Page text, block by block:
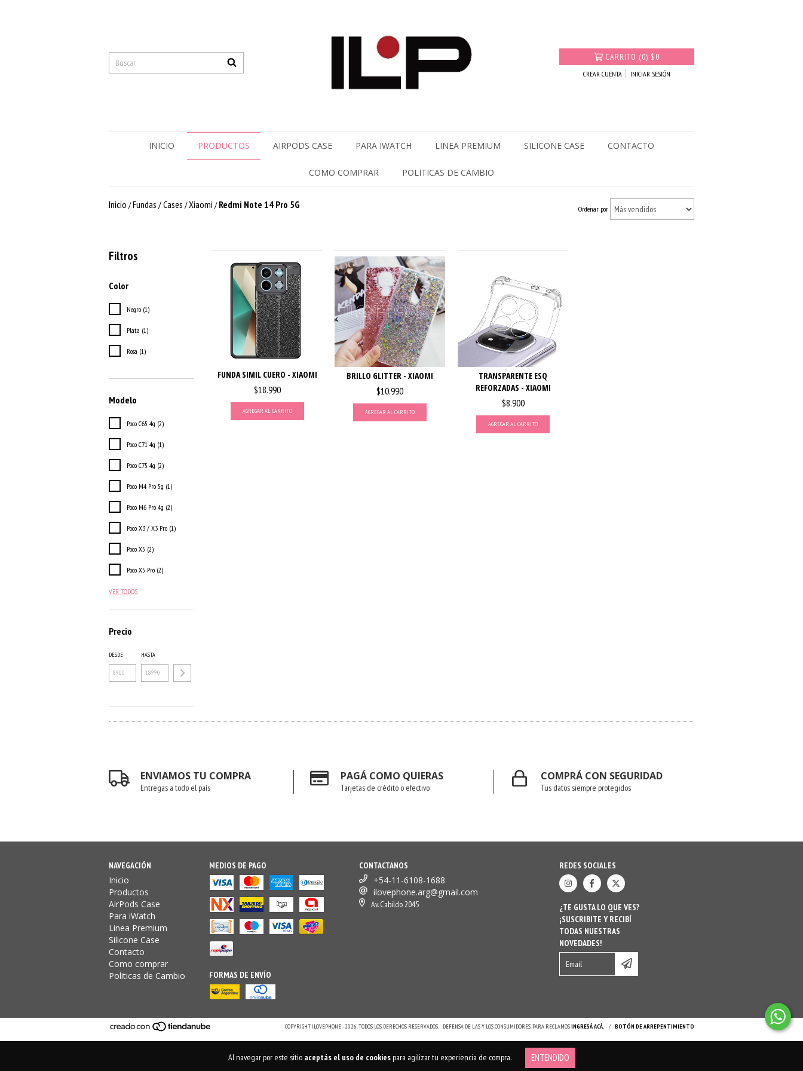
Al navegar por este sitio aceptás el uso de cookiespara agilizar tu experiencia de compra. ENTENDIDO
CARRITO (0) $0
CREAR CUENTA INICIAR SESIÓN
INICIO PRODUCTOS AIRPODS CASE PARA IWATCH LINEA PREMIUM SILICONE CASE CONTACTO
COMO COMPRAR POLITICAS DE CAMBIO
Inicio /Fundas / Cases /Xiaomi / Redmi Note 14 Pro 5G Ordenar por
Filtros
Color
Negro (1)
Plata (1)
Rosa (1)
Modelo
Poco C65 4g (2)
Poco C71 4g (1)
Poco C75 4g (2)
Poco M4 Pro 5g (1)
Poco M6 Pro 4g (2)
Poco X3 / X3 Pro (1)
Poco X5 (2)
Poco X5 Pro (2)
VER TODOS
Precio
DESDE HASTA
FUNDA SIMIL CUERO - XIAOMI
$18.990
AGREGAR AL CARRITO
BRILLO GLITTER - XIAOMI
$10.990
AGREGAR AL CARRITO
TRANSPARENTE ESQ
REFORZADAS - XIAOMI
$8.900
AGREGAR AL CARRITO
ENVIAMOS TU COMPRA
Entregas a todo el país
PAGÁ COMO QUIERAS
Tarjetas de crédito o efectivo
COMPRÁ CON SEGURIDAD
Tus datos siempre protegidos
NAVEGACIÓN
Inicio
Productos
AirPods Case
Para iWatch
Linea Premium
Silicone Case
Contacto
Como comprar
Politicas de Cambio
MEDIOS DE PAGO
FORMAS DE ENVÍO
CONTACTANOS
+54-11-6108-1688
ilovephone.arg@gmail.com
Av. Cabildo 2045
REDES SOCIALES
¿TE GUSTA LO QUE VES?
¡SUSCRIBITE Y RECIBÍ
TODAS NUESTRAS
NOVEDADES!
COPYRIGHT ILOVEPHONE - 2026. TODOS LOS DERECHOS RESERVADOS. DEFENSA DE LAS Y LOS CONSUMIDORES. PARA RECLAMOSINGRESÁ ACÁ. / BOTÓN DE ARREPENTIMIENTO